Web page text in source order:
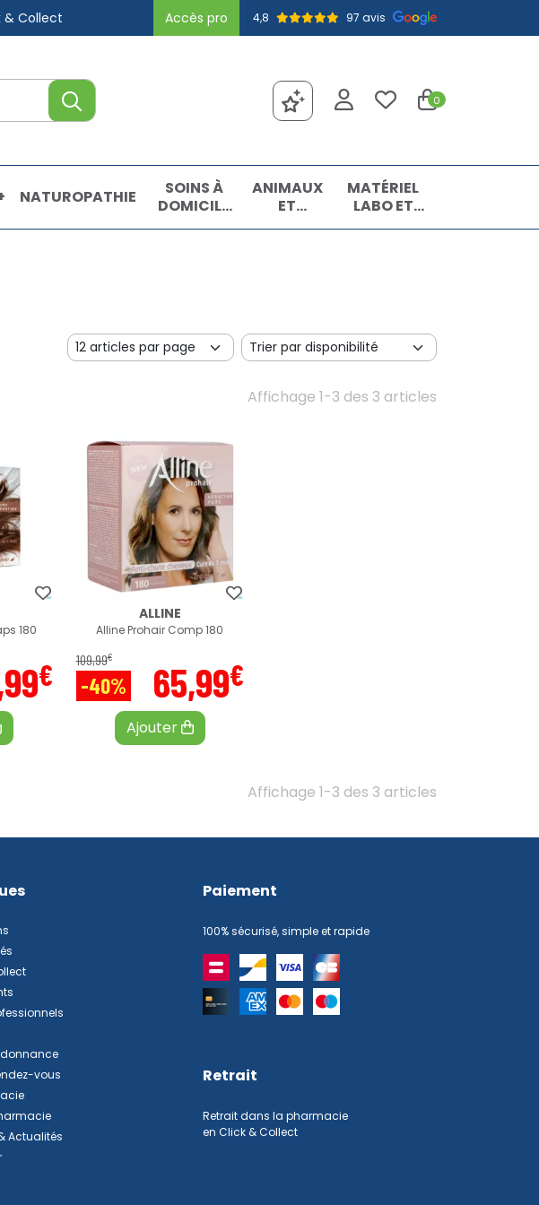
& Collect Accès pro 4,8 97 avis
0
NATUROPATHIE
SOINS À
DOMICILE
ET
ANIMAUX
ET
INSECTES
MATÉRIEL
LABO ET
MATIÈRES
Affichage 1-3 des 3 articles
180
99€
ALLINE
Alline Prohair Comp 180
109,99€
-40% 65,99€
Ajouter
Affichage 1-3 des 3 articles
vous
Actualités
Paiement
100% sécurisé, simple et rapide
Retrait
Retrait dans la pharmacie
en Click & Collect